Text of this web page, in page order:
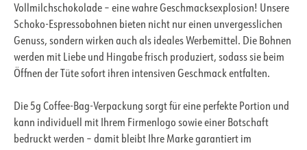
Vollmilchschokolade – eine wahre Geschmacksexplosion! Unsere
Schoko-Espressobohnen bieten nicht nur einen unvergesslichen
Genuss, sondern wirken auch als ideales Werbemittel. Die Bohnen
werden mit Liebe und Hingabe frisch produziert, sodass sie beim
Öffnen der Tüte sofort ihren intensiven Geschmack entfalten.
Die 5g Coffee-Bag-Verpackung sorgt für eine perfekte Portion und
kann individuell mit Ihrem Firmenlogo sowie einer Botschaft
bedruckt werden – damit bleibt Ihre Marke garantiert im